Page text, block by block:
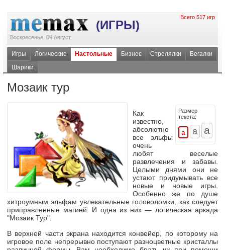
(ИГРЫ)
Воскресенье, 09 Август
Всего 517 игр
Игры Логические Настольные Бизнес Стрелялки
Бегалки
Шарики
Мозаик тур
Размер
текста:
Как
известно,
абсолютно
все эльфы
очень
любят веселые
развлечения и забавы.
Целыми днями они не
устают придумывать все
новые и новые игры.
Особенно же по душе
хитроумным эльфам увлекательные головоломки, как следует
приправленные магией. И одна из них — логическая аркада
"Мозаик Тур".
В верхней части экрана находится конвейер, по которому на
игровое поле непрерывно поступают разноцветные кристаллы